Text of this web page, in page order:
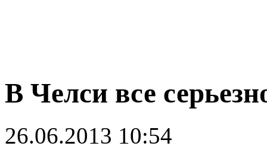
В Челси все
26.06.2013 10:54